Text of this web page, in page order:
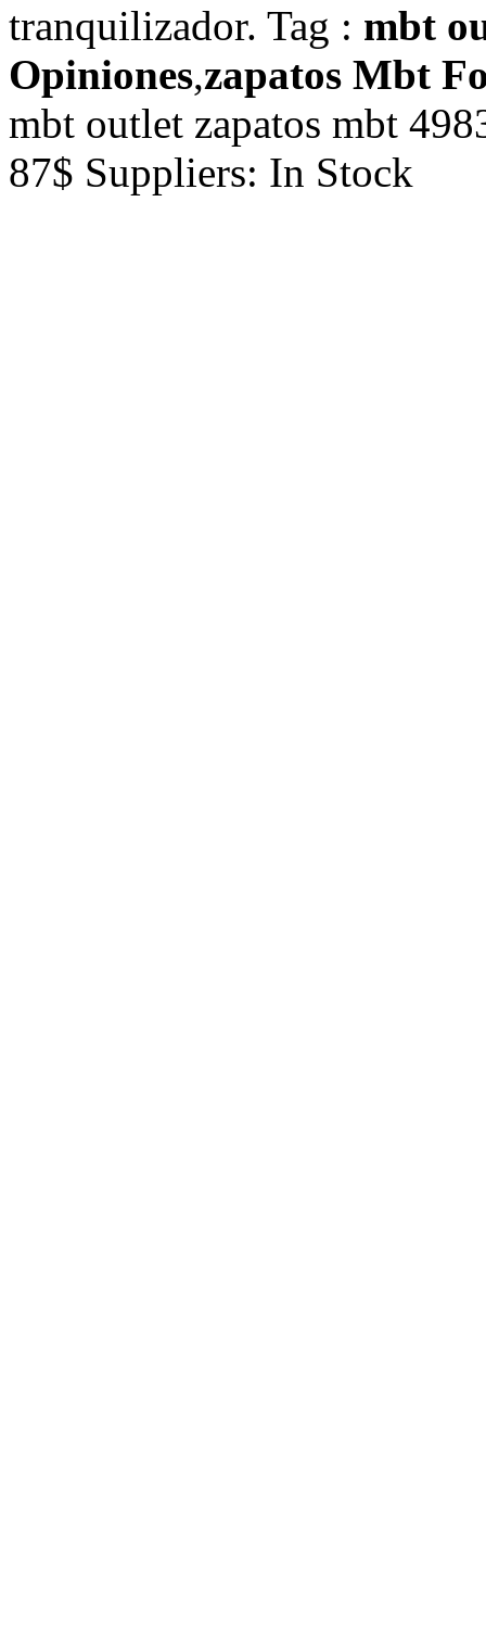
mbt
Opiniones,zapatos Mbt
mbt outlet zapatos mbt
87$ Suppliers: In Stock